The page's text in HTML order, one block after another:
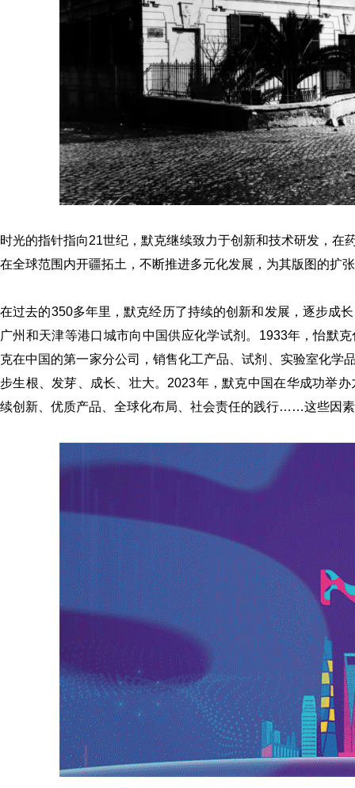
时光的指针指向21世纪，默克继续致力于创新和技术研发，
在全球范围内开疆拓土，不断推进多元化发展，为其版图的扩
在过去的350多年里，默克经历了持续的创新和发展，逐步成
广州和天津等港口城市向中国供应化学试剂。1933年，怡默
克在中国的第一家分公司，销售化工产品、试剂、实验室化学
步生根、发芽、成长、壮大。2023年，默克中国在华成功举
续创新、优质产品、全球化布局、社会责任的践行……这些因